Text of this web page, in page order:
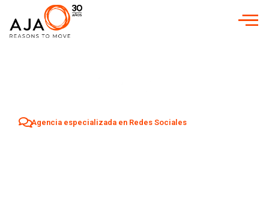
Agencia especializada en Redes Sociales